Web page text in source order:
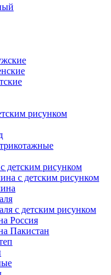
рисунком
детским рисунком
с детским рисунком
с детским рисунком
Россия
Пакистан